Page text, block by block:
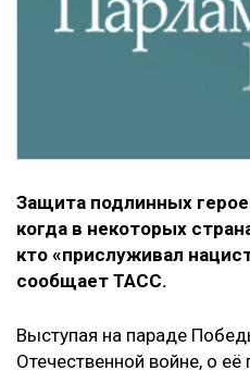
Защита подлинных
когда в некоторых
кто «прислуживал
сообщает ТАСС.
Выступая на параде
Отечественной войне, о